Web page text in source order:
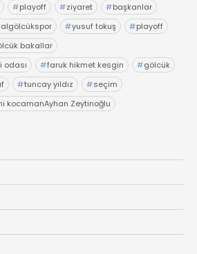
#playoff #ziyaret #başkanlar
#yusuf tokuş #playoff
bakallar
odası #faruk hikmet kesgin #gölcük
#tuncay yıldız #seçim
kocamanAyhan Zeytinoğlu